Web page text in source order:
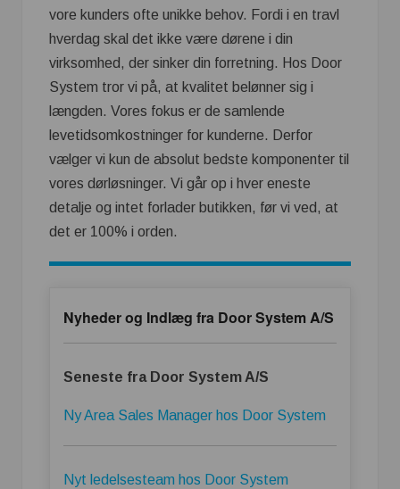
vore kunders ofte unikke behov. Fordi i en travl
hverdag skal det ikke være dørene i din
virksomhed, der sinker din forretning. Hos Door
System tror vi på, at kvalitet belønner sig i
længden. Vores fokus er de samlende
levetidsomkostninger for kunderne. Derfor
vælger vi kun de absolut bedste komponenter til
vores dørløsninger. Vi går op i hver eneste
detalje og intet forlader butikken, før vi ved, at
det er 100% i orden.
Nyheder og Indlæg fra Door System A/S
Seneste fra Door System A/S
Ny Area Sales Manager hos Door System
Nyt ledelsesteam hos Door System